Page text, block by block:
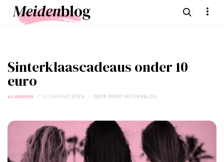
Sinterklaascadeaus onder 10
euro
ALGEMEEN 12 JAAR GELEDEN DOOR DEMO MEIDENBLOG